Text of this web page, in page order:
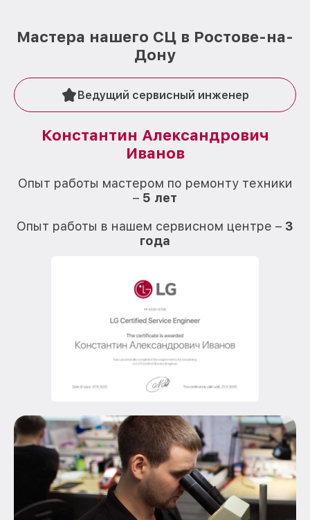
Мастера нашего СЦ в Ростове-на-
Дону
Ведущий сервисный инженер
Константин Александрович
Иванов
Опыт работы мастером по ремонту техники
– 5 лет
Опыт работы в нашем сервисном центре – 3
года